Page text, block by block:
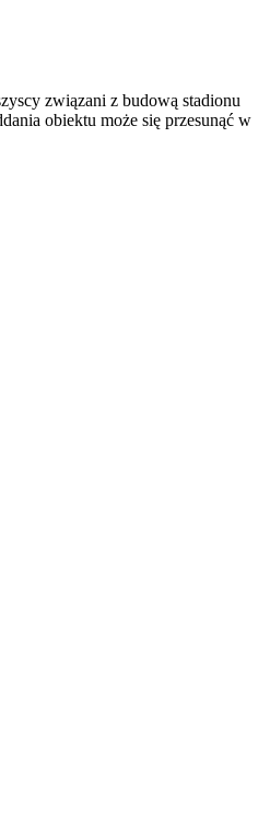
związani z budową stadionu
obiektu może się przesunąć w